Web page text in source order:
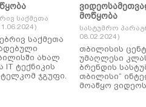
საქმეთა
საქმეთა
ახალ
IT ტექნიკის
ჯგუფი.
მოწყობა
სასტუმრო
08.02.2024)
თბილისის
უმაღლესი
ბრენდის
თბილისი“
მოაწყო